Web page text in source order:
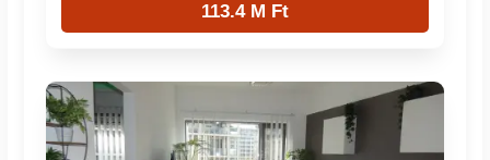
113.4 M Ft